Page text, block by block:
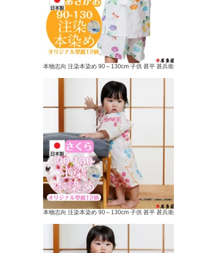
本物志向 注染本染め 90～130cm 子供 甚平 甚兵衛
本物志向 注染本染め 90～130cm 子供 甚平 甚兵衛